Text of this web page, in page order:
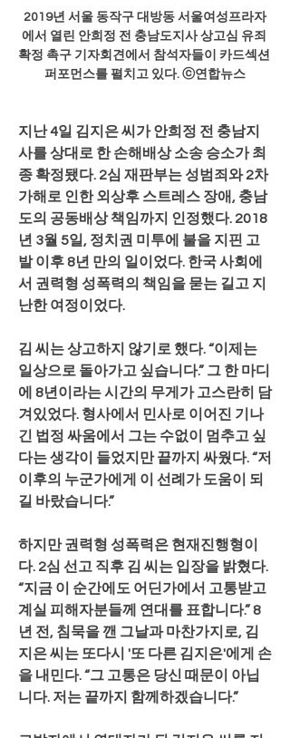
2019년 서울 동작구 대방동 서울여성프라자
에서 열린 안희정 전 충남도지사 상고심 유죄
확정 촉구 기자회견에서 참석자들이 카드섹션
퍼포먼스를 펼치고 있다. ⓒ연합뉴스
지난 4일 김지은 씨가 안희정 전 충남지
사를 상대로 한 손해배상 소송 승소가 최
종 확정됐다. 2심 재판부는 성범죄와 2차
가해로 인한 외상후 스트레스 장애, 충남
도의 공동배상 책임까지 인정했다. 2018
년 3월 5일, 정치권 미투에 불을 지핀 고
발 이후 8년 만의 일이었다. 한국 사회에
서 권력형 성폭력의 책임을 묻는 길고 지
난한 여정이었다.
김 씨는 상고하지 않기로 했다. “이제는
일상으로 돌아가고 싶습니다.” 그 한 마디
에 8년이라는 시간의 무게가 고스란히 담
겨있었다. 형사에서 민사로 이어진 기나
긴 법정 싸움에서 그는 수없이 멈추고 싶
다는 생각이 들었지만 끝까지 싸웠다. “저
이후의 누군가에게 이 선례가 도움이 되
길 바랐습니다.”
하지만 권력형 성폭력은 현재진행형이
다. 2심 선고 직후 김 씨는 입장을 밝혔다.
“지금 이 순간에도 어딘가에서 고통받고
계실 피해자분들께 연대를 표합니다.” 8
년 전, 침묵을 깬 그날과 마찬가지로, 김
지은 씨는 또다시 '또 다른 김지은'에게 손
을 내민다. “그 고통은 당신 때문이 아닙
니다. 저는 끝까지 함께하겠습니다.”